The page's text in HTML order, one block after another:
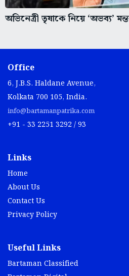
অভিনেত্রী তৃষাকে নিয়ে ‘অভব্য’
Office
6, J.B.S. Haldane Avenue,
Kolkata 700 105, India.
info@bartamanpatrika.com
+91 - 33 2251 3292 / 93
Links
Home
About Us
Contact Us
Privacy Policy
Useful Links
Bartaman Classified